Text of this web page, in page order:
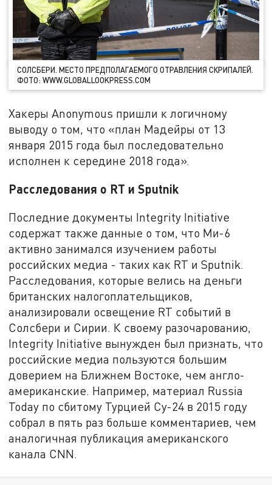
СОЛСБЕРИ. МЕСТО ПРЕДПОЛАГАЕМОГО ОТРАВЛЕНИЯ СКРИПАЛЕЙ.
ФОТО: WWW.GLOBALLOOKPRESS.COM
Хакеры Anonymous пришли к логичному
выводу о том, что «план Мадейры от 13
января 2015 года был последовательно
исполнен к середине 2018 года».
Расследования о RT и Sputnik
Последние документы Integrity Initiative
содержат также данные о том, что Ми-6
активно занимался изучением работы
российских медиа - таких как RT и Sputnik.
Расследования, которые велись на деньги
британских налогоплательщиков,
анализировали освещение RT событий в
Солсбери и Сирии. К своему разочарованию,
Integrity Initiative вынужден был признать, что
российские медиа пользуются большим
доверием на Ближнем Востоке, чем англо-
американские. Например, материал Russia
Today по сбитому Турцией Су-24 в 2015 году
собрал в пять раз больше комментариев, чем
аналогичная публикация американского
канала CNN.